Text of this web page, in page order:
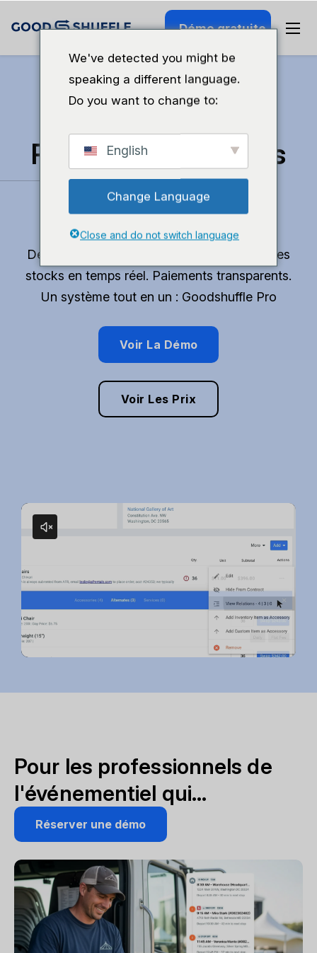
Démo gratuite
Retrouvez du temps
pour faire ce que
vous aimez.
Devis professionnels en 10 minutes. Suivi des
stocks en temps réel. Paiements transparents.
Un système tout en un : Goodshuffle Pro
Voir La Démo
Voir Les Prix
Pour les professionnels de
l'événementiel qui...
Réserver une démo
We've detected you might be
speaking a different language.
Do you want to change to:
English
Change Language
Close and do not switch language